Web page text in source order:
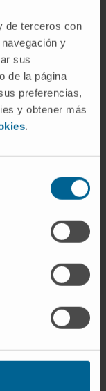
de terceros con
y
sus
de la página
preferencias,
y obtener más
.
Proyecto de
en la
con